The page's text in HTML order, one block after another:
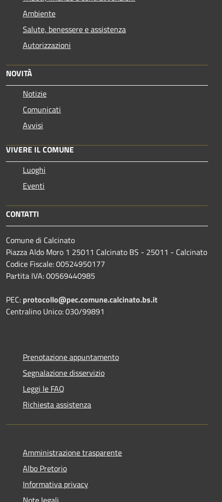
Ambiente
Salute, benessere e assistenza
Autorizzazioni
NOVITÀ
Notizie
Comunicati
Avvisi
VIVERE IL COMUNE
Luoghi
Eventi
CONTATTI
Comune di Calcinato
Piazza Aldo Moro 1 25011 Calcinato BS - 25011 - Calcinato
Codice Fiscale: 00524950177
Partita IVA: 00569440985
PEC: protocollo@pec.comune.calcinato.bs.it
Centralino Unico: 030/99891
Prenotazione appuntamento
Segnalazione disservizio
Leggi le FAQ
Richiesta assistenza
Amministrazione trasparente
Albo Pretorio
Informativa privacy